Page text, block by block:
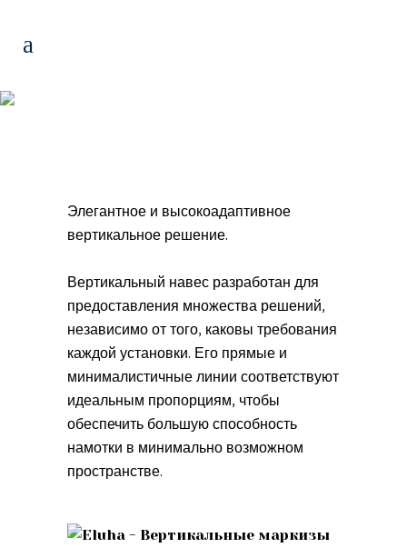
Элегантное и высокоадаптивное
вертикальное решение.
Вертикальный навес разработан для
предоставления множества решений,
независимо от того, каковы требования
каждой установки. Его прямые и
минималистичные линии соответствуют
идеальным пропорциям, чтобы
обеспечить большую способность
намотки в минимально возможном
пространстве.